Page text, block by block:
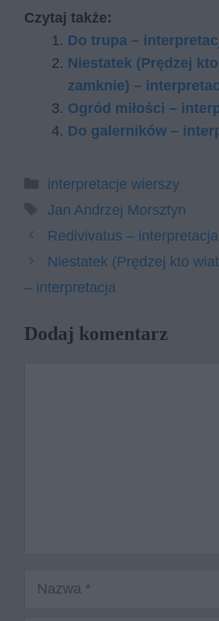
Czytaj także:
Do trupa –
Niestatek (Prędzej
zamknie) –
Ogród miłości –
Do galerników –
Kategorie
interpretacje wierszy
Tagi
Jan Andrzej Morsztyn
Redivivatus –
Niestatek (Prędzej kto
– interpretacja
Dodaj komentarz
Nazwa